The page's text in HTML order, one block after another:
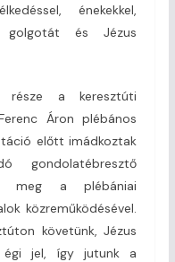
énekekkel,
golgotát és Jézus
része a keresztúti
Áron plébános
előtt imádkoztak
gondolatébresztő
meg a plébániai
közreműködésével.
követünk, Jézus
égi jel, így jutunk a